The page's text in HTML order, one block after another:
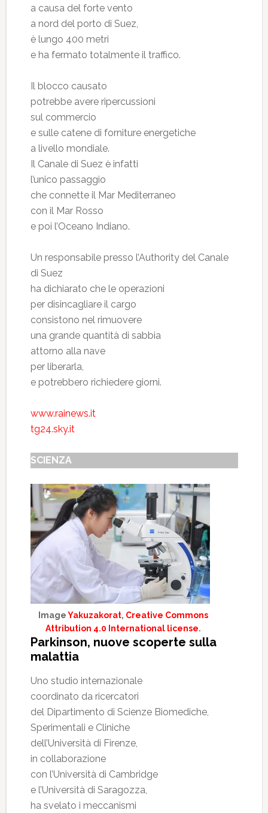
a causa del forte vento
a nord del porto di Suez,
è lungo 400 metri
e ha fermato totalmente il traffico.
Il blocco causato
potrebbe avere ripercussioni
sul commercio
e sulle catene di forniture energetiche
a livello mondiale.
Il Canale di Suez è infatti
l’unico passaggio
che connette il Mar Mediterraneo
con il Mar Rosso
e poi l’Oceano Indiano.
Un responsabile presso l’Authority del Canale
di Suez
ha dichiarato che le operazioni
per disincagliare il cargo
consistono nel rimuovere
una grande quantità di sabbia
attorno alla nave
per liberarla,
e potrebbero richiedere giorni.
www.rainews.it
tg24.sky.it
SCIENZA
ImageYakuzakorat, Creative Commons
Attribution 4.0 International license.
Parkinson, nuove scoperte sulla
malattia
Uno studio internazionale
coordinato da ricercatori
del Dipartimento di Scienze Biomediche,
Sperimentali e Cliniche
dell’Università di Firenze,
in collaborazione
con l’Università di Cambridge
e l’Università di Saragozza,
ha svelato i meccanismi